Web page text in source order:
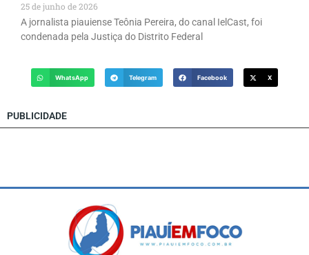
25 de junho de 2026
A jornalista piauiense Teônia Pereira, do canal IelCast, foi
condenada pela Justiça do Distrito Federal
WhatsApp Telegram Facebook X
PUBLICIDADE